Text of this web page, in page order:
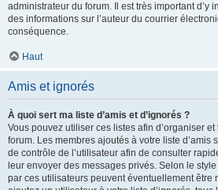
administrateur du forum. Il est très important d’y
des informations sur l’auteur du courrier
conséquence.
Haut
Amis et ignorés
À quoi sert ma liste d’amis et d’ignorés ?
Vous pouvez utiliser ces listes afin d’organiser
forum. Les membres ajoutés à votre liste d’amis
de contrôle de l’utilisateur afin de consulter
leur envoyer des messages privés. Selon le
par ces utilisateurs peuvent éventuellement être